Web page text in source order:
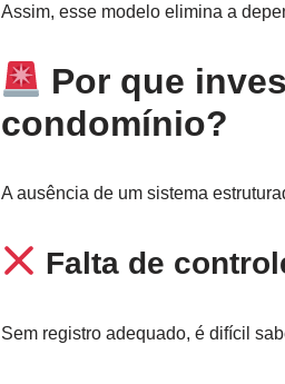
Assim, esse modelo elimina a
Por que
condomínio?
A ausência de um sistema
Falta de
Sem registro adequado, é difícil